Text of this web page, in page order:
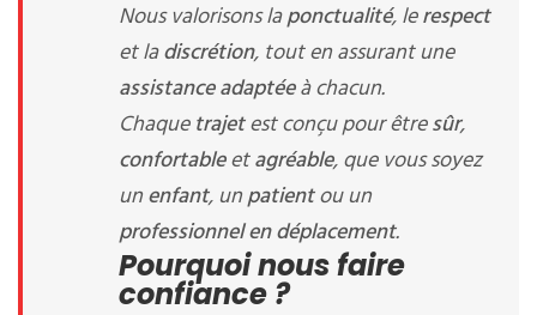
Nous valorisons laponctualité, lerespect
et ladiscrétion, tout en assurant une
assistance adaptéeà chacun.
Chaquetrajetest conçu pour êtresûr,
confortableetagréable, que vous soyez
unenfant, unpatientou un
professionnel en déplacement.
Pourquoi nous faire
confiance ?